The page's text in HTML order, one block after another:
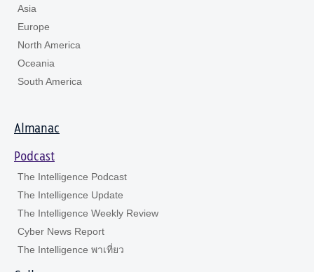
Asia
Europe
North America
Oceania
South America
Almanac
Podcast
The Intelligence Podcast
The Intelligence Update
The Intelligence Weekly Review
Cyber News Report
The Intelligence พาเที่ยว